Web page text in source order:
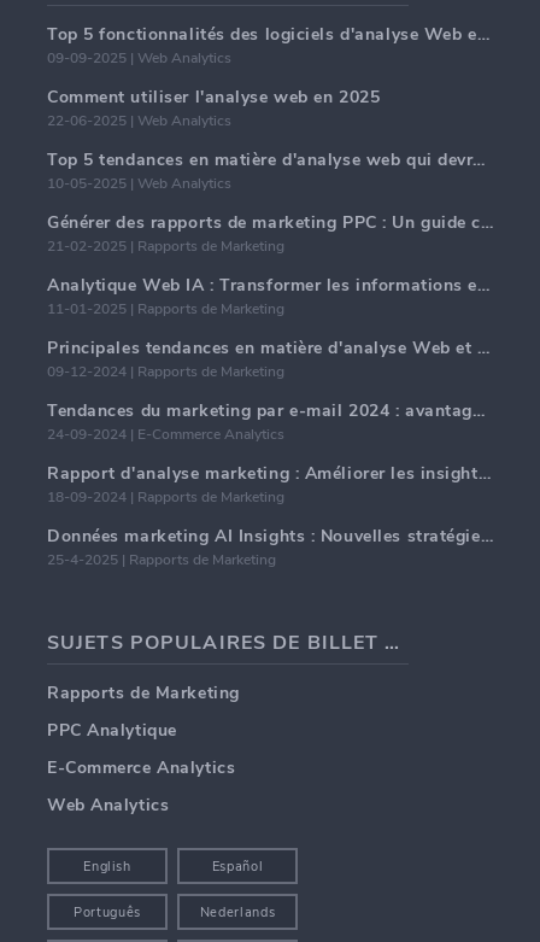
Top 5 fonctionnalités des logiciels d'analyse Web en 2025
09-09-2025 | Web Analytics
Comment utiliser l'analyse web en 2025
22-06-2025 | Web Analytics
Top 5 tendances en matière d'analyse web qui devraient dominer en 2025
10-05-2025 | Web Analytics
Générer des rapports de marketing PPC : Un guide complet
21-02-2025 | Rapports de Marketing
Analytique Web IA : Transformer les informations en données avec précision
11-01-2025 | Rapports de Marketing
Principales tendances en matière d'analyse Web et d'IA en 2024
09-12-2024 | Rapports de Marketing
Tendances du marketing par e-mail 2024 : avantages de l'hyper-personnalisation
24-09-2024 | E-Commerce Analytics
Rapport d'analyse marketing : Améliorer les insights commerciaux
18-09-2024 | Rapports de Marketing
Données marketing AI Insights : Nouvelles stratégies commerciales pour 2024
25-4-2025 | Rapports de Marketing
SUJETS POPULAIRES DE BILLET DE BLOG
Rapports de Marketing
PPC Analytique
E-Commerce Analytics
Web Analytics
English Español
Português Nederlands